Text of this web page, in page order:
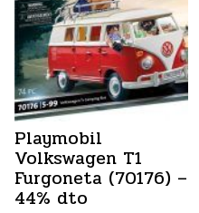
Playmobil
Volkswagen T1
Furgoneta (70176) –
44% dto